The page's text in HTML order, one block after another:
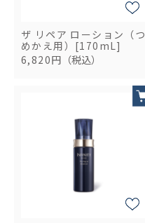
ザ リペア ローション（つ
めかえ用）[170mL]
6,820円 （税込）